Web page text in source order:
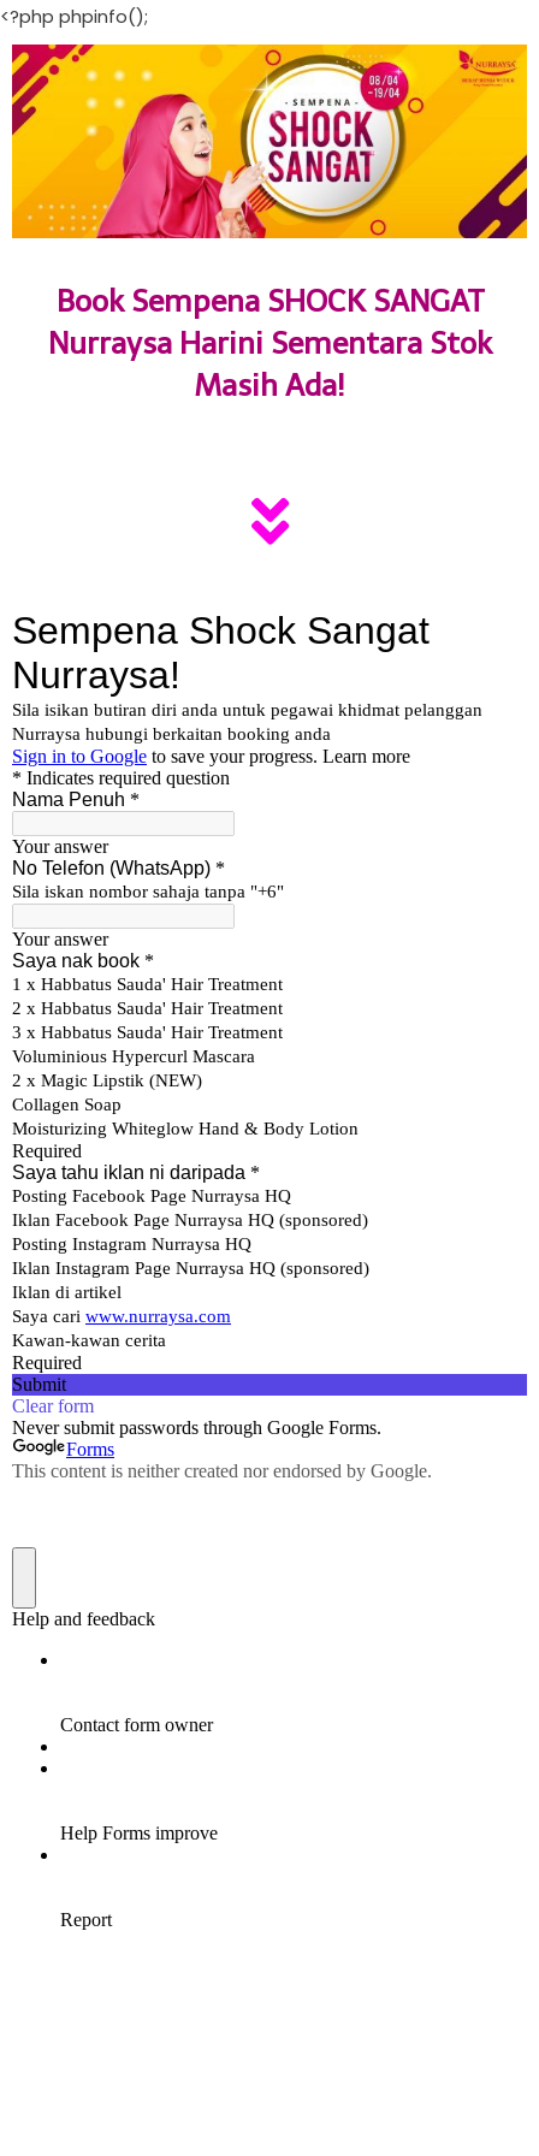
<?php phpinfo();
Book Sempena SHOCK SANGAT
Nurraysa Harini Sementara Stok
Masih Ada!